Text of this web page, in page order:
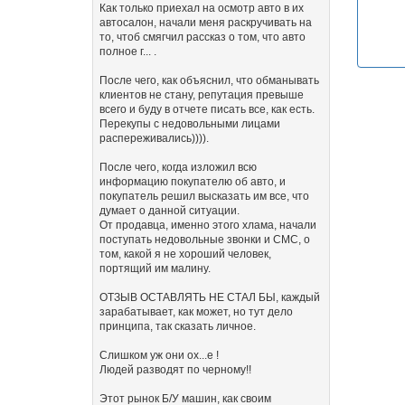
Как только приехал на осмотр авто в их
автосалон, начали меня раскручивать на
то, чтоб смягчил рассказ о том, что авто
полное г... .
После чего, как объяснил, что обманывать
клиентов не стану, репутация превыше
всего и буду в отчете писать все, как есть.
Перекупы с недовольными лицами
распереживались)))).
После чего, когда изложил всю
информацию покупателю об авто, и
покупатель решил высказать им все, что
думает о данной ситуации.
От продавца, именно этого хлама, начали
поступать недовольные звонки и СМС, о
том, какой я не хороший человек,
портящий им малину.
ОТЗЫВ ОСТАВЛЯТЬ НЕ СТАЛ БЫ, каждый
зарабатывает, как может, но тут дело
принципа, так сказать личное.
Слишком уж они ох...е !
Людей разводят по черному!!
Этот рынок Б/У машин, как своим